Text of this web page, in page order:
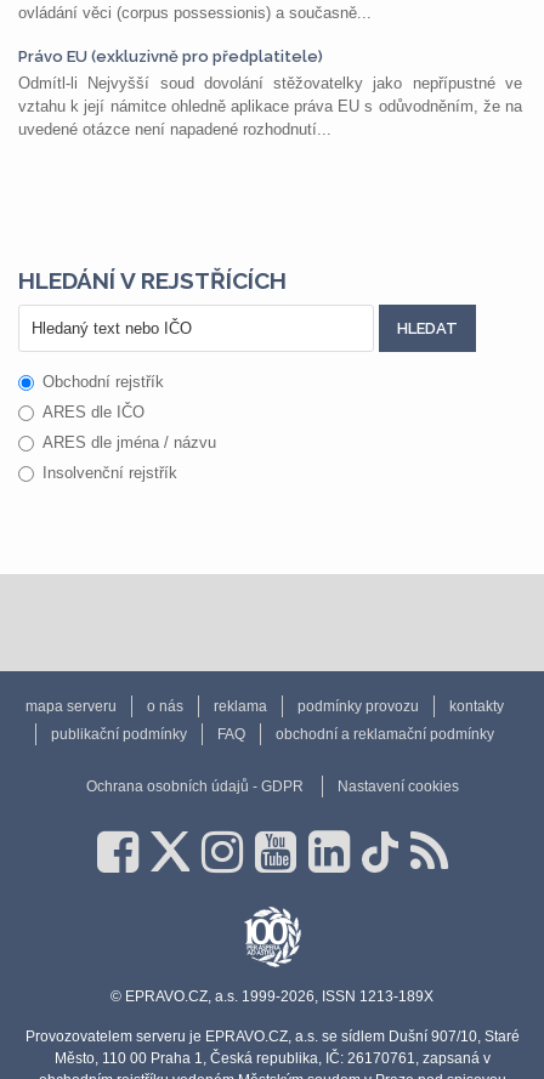
ovládání věci (corpus possessionis) a současně...
Právo EU (exkluzivně pro předplatitele)
Odmítl-li Nejvyšší soud dovolání stěžovatelky jako nepřípustné ve
vztahu k její námitce ohledně aplikace práva EU s odůvodněním, že na
uvedené otázce není napadené rozhodnutí...
HLEDÁNÍ V REJSTŘÍCÍCH
Obchodní rejstřík
ARES dle IČO
ARES dle jména / názvu
Insolvenční rejstřík
mapa serveru o nás reklama podmínky provozu
kontakty
publikační podmínky
FAQ obchodní a reklamační podmínky
Ochrana osobních údajů - GDPR Nastavení cookies
© EPRAVO.CZ, a.s. 1999-2026, ISSN 1213-189X
Provozovatelem serveru je EPRAVO.CZ, a.s. se sídlem Dušní 907/10, Staré
Město, 110 00 Praha 1, Česká republika, IČ: 26170761, zapsaná v